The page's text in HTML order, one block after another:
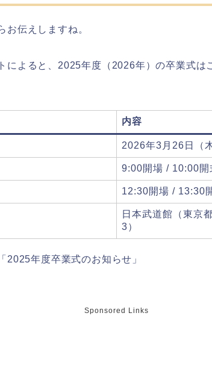
お伝えしますね。
によると、2025年度（2026年）の卒業式は
内容
2026年3月26日（木
9:00開場 / 10:00開
12:30開場 / 13:30
日本武道館（東京
3）
2025年度卒業式のお知らせ」
Sponsored Links